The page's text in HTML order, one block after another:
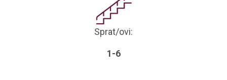
Sprat/ovi:
1-6